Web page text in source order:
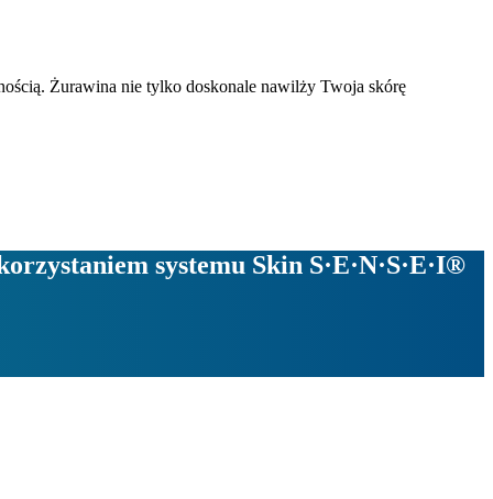
Żurawina nie tylko doskonale nawilży Twoja skórę
systemu Skin S·E·N·S·E·I®